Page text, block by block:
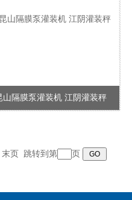
山隔膜泵灌装机 江阴灌装秤
末页 跳转到第 页